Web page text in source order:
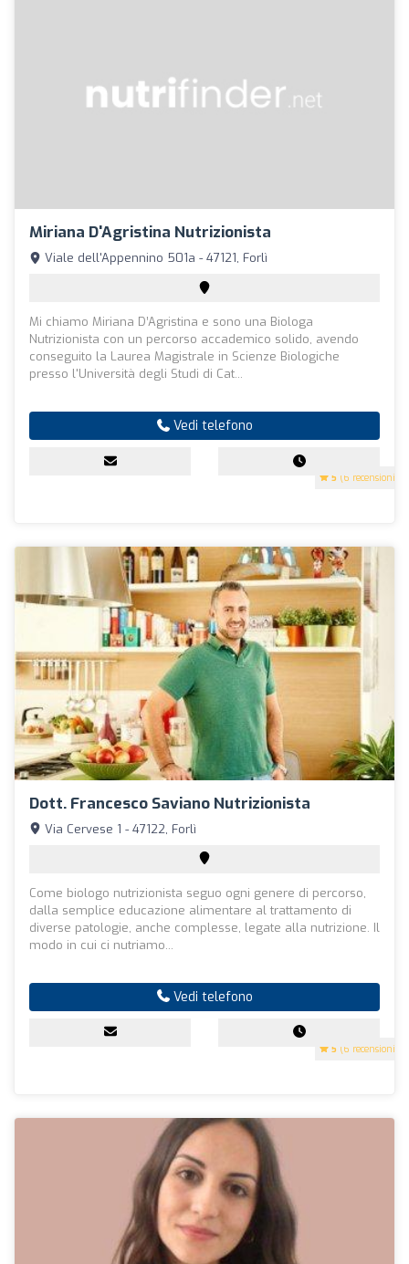
Miriana D'Agristina Nutrizionista
5 (6 recensioni)
Viale dell'Appennino 501a - 47121, Forlì
Mi chiamo Miriana D’Agristina e sono una Biologa
Nutrizionista con un percorso accademico solido, avendo
conseguito la Laurea Magistrale in Scienze Biologiche
presso l'Università degli Studi di Cat...
Vedi telefono
Dott. Francesco Saviano Nutrizionista
5 (6 recensioni)
Via Cervese 1 - 47122, Forlì
Come biologo nutrizionista seguo ogni genere di percorso,
dalla semplice educazione alimentare al trattamento di
diverse patologie, anche complesse, legate alla nutrizione. Il
modo in cui ci nutriamo...
Vedi telefono